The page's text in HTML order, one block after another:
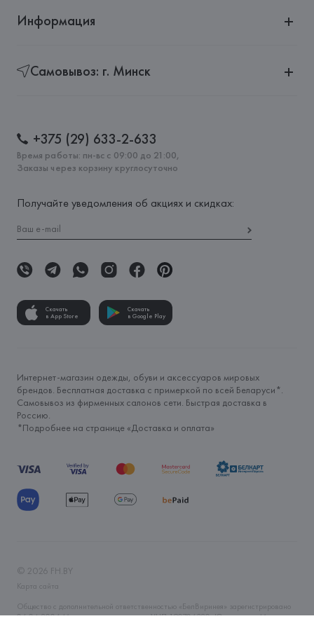
Информация
Самовывоз: г. Минск
+375 (29) 633-2-633
Время работы: пн-вс с 09:00 до 21:00,
Заказы через корзину круглосуточно
Получайте уведомления об акциях и скидках:
Скачать
в App Store
Скачать
в Google Play
Интернет-магазин одежды, обуви и аксессуаров мировых
брендов. Бесплатная доставка с примеркой по всей Беларуси*.
Самовывоз из фирменных салонов сети. Быстрая доставка в
Россию.
*Подробнее на странице «Доставка и оплата»
© 2026 FH.BY
Карта сайта
Общество с дополнительной ответственностью «БелВиринея» зарегистрировано
06.04.2006 Минским горисполкомом. УНП 190706320. Юр.адрес: г. Минск, ул.